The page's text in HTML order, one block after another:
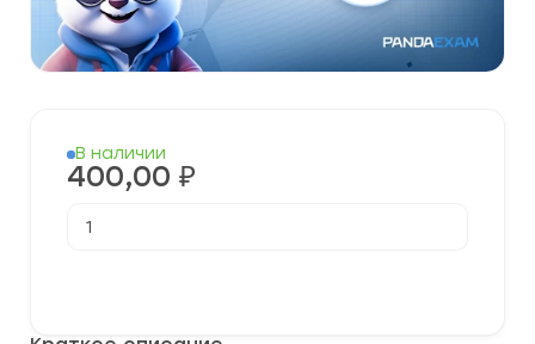
В наличии
400,00 ₽
товара